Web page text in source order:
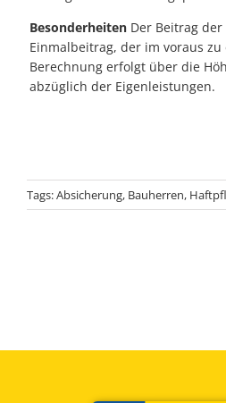
Besonderheiten Der Beitrag der
Einmalbeitrag, der im voraus
Berechnung erfolgt über die
abzüglich der Eigenleistungen.
Tags:Absicherung, Bauherren,